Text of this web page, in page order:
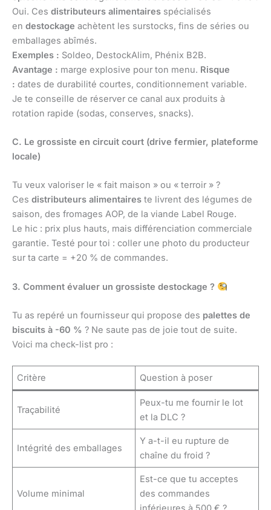
Oui. Ces distributeurs alimentaires spécialisés
en destockage achètent les surstocks, fins de séries ou
emballages abîmés.
Exemples : Soldeo, DestockAlim, Phénix B2B.
Avantage : marge explosive pour ton menu. Risque
: dates de durabilité courtes, conditionnement variable.
Je te conseille de réserver ce canal aux produits à
rotation rapide (sodas, conserves, snacks).
C. Le grossiste en circuit court (drive fermier, plateforme
locale)
Tu veux valoriser le « fait maison » ou « terroir » ?
Ces distributeurs alimentaires te livrent des légumes de
saison, des fromages AOP, de la viande Label Rouge.
Le hic : prix plus hauts, mais différenciation commerciale
garantie. Testé pour toi : coller une photo du producteur
sur ta carte = +20 % de commandes.
3. Comment évaluer un grossiste destockage ?
Tu as repéré un fournisseur qui propose des palettes de
biscuits à -60 % ? Ne saute pas de joie tout de suite.
Voici ma check-list pro :
Critère Question à poser
Traçabilité
Peux-tu me fournir le lot
et la DLC ?
Intégrité des emballages
Y a-t-il eu rupture de
chaîne du froid ?
Volume minimal
Est-ce que tu acceptes
des commandes